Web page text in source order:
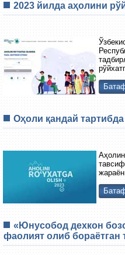
2023 йилда аҳолини
Оҳоли қандай
«Юнусобод дехкон
фаолият олиб бораётган